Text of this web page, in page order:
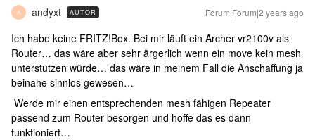
A andyxt AUTOR Forum|Forum|2 years ago
Ich habe keine FRITZ!Box. Bei mir läuft ein Archer vr2100v als
Router… das wäre aber sehr ärgerlich wenn ein move kein mesh
unterstützen würde… das wäre in meinem Fall die Anschaffung ja
beinahe sinnlos gewesen…
Werde mir einen entsprechenden mesh fähigen Repeater
passend zum Router besorgen und hoffe das es dann
funktioniert…